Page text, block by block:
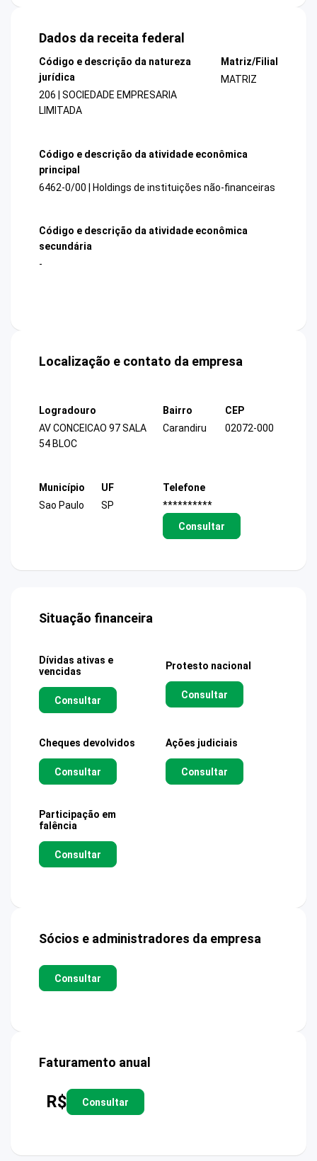
Dados da receita federal
Código e descrição da natureza
jurídica
206 | SOCIEDADE EMPRESARIA
LIMITADA
Matriz/Filial
MATRIZ
Código e descrição da atividade econômica
principal
6462-0/00 | Holdings de instituições não-financeiras
Código e descrição da atividade econômica
secundária
-
Localização e contato da empresa
Logradouro
AV CONCEICAO 97 SALA
54 BLOC
Bairro
Carandiru
CEP
02072-000
Município
Sao Paulo
UF
SP
Telefone
**********
Consultar
Situação financeira
Dívidas ativas e
vencidas
Consultar
Protesto nacional
Consultar
Cheques devolvidos
Consultar
Ações judiciais
Consultar
Participação em
falência
Consultar
Sócios e administradores da empresa
Consultar
Faturamento anual
R$ Consultar